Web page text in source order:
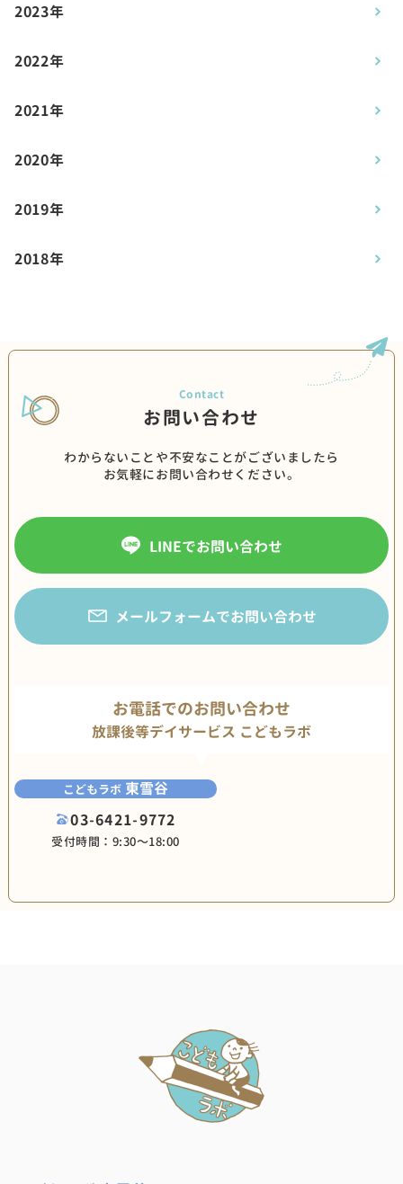
2023年
2022年
2021年
2020年
2019年
2018年
お問い合わせ
わからないことや不安なことがございましたら
お気軽にお問い合わせください。
LINEでお問い合わせ
メールフォームでお問い合わせ
お電話でのお問い合わせ
放課後等デイサービス こどもラボ
こどもラボ 東雪谷
03-6421-9772
受付時間：9:30〜18:00